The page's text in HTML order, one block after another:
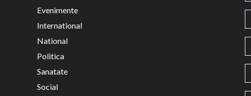
Evenimente
International
National
Politica
Sanatate
Social